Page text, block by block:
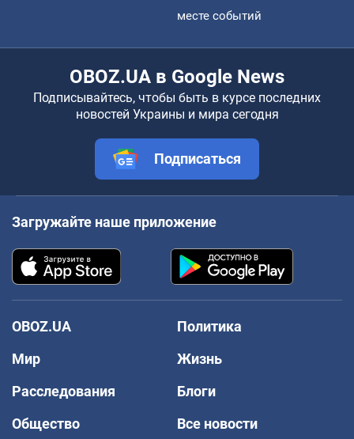
месте событий
OBOZ.UA в Google News
Подписывайтесь, чтобы быть в курсе последних
новостей Украины и мира сегодня
Подписаться
Загружайте наше приложение
OBOZ.UA
Политика
Мир
Жизнь
Расследования
Блоги
Общество
Все новости